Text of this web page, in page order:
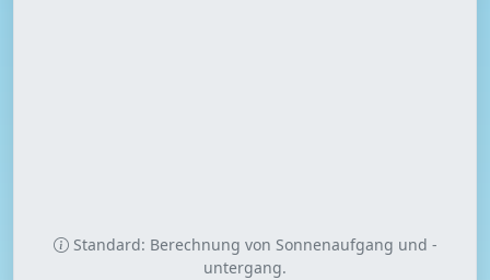
Standard: Berechnung von Sonnenaufgang und -
untergang.